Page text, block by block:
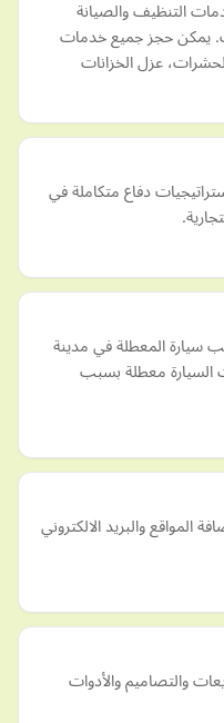
التنظيف والصيانة
يمكن حجز جميع خدمات
عزل الخزانات
دفاع متكاملة في
المعطلة في مدينة
السيارة معطلة بسبب
والبريد الالكتروني
والتصاميم والأدوات